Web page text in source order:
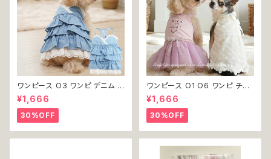
ワンピース O3 ワンピ デニム プ
リーツ レース 女の子 犬 犬服
小型 猫 服 洋服 ペット dog ド
ッグウェア おしゃれ かわいい 返
品交換不可
¥1,666
30%OFF
ワンピース O1 O6 ワンピ チュ
ール レース 花 フラワー 女の子
犬 犬服 小型 猫 服 洋服 ペット
dog ドッグウェア おしゃれ かわ
いい 返品交換不可
¥1,666
30%OFF